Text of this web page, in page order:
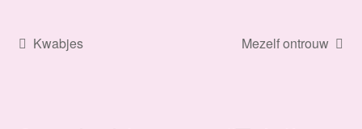
Bericht
Vorig
Kwabjes
Volgend
Mezelf ontrouw